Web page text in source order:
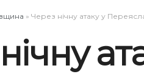
» Через нічну атаку у